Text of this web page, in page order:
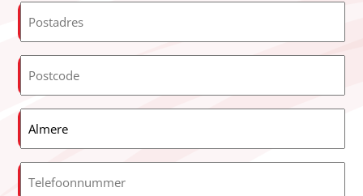
Postadres
Postcode
Almere
Telefoonnummer